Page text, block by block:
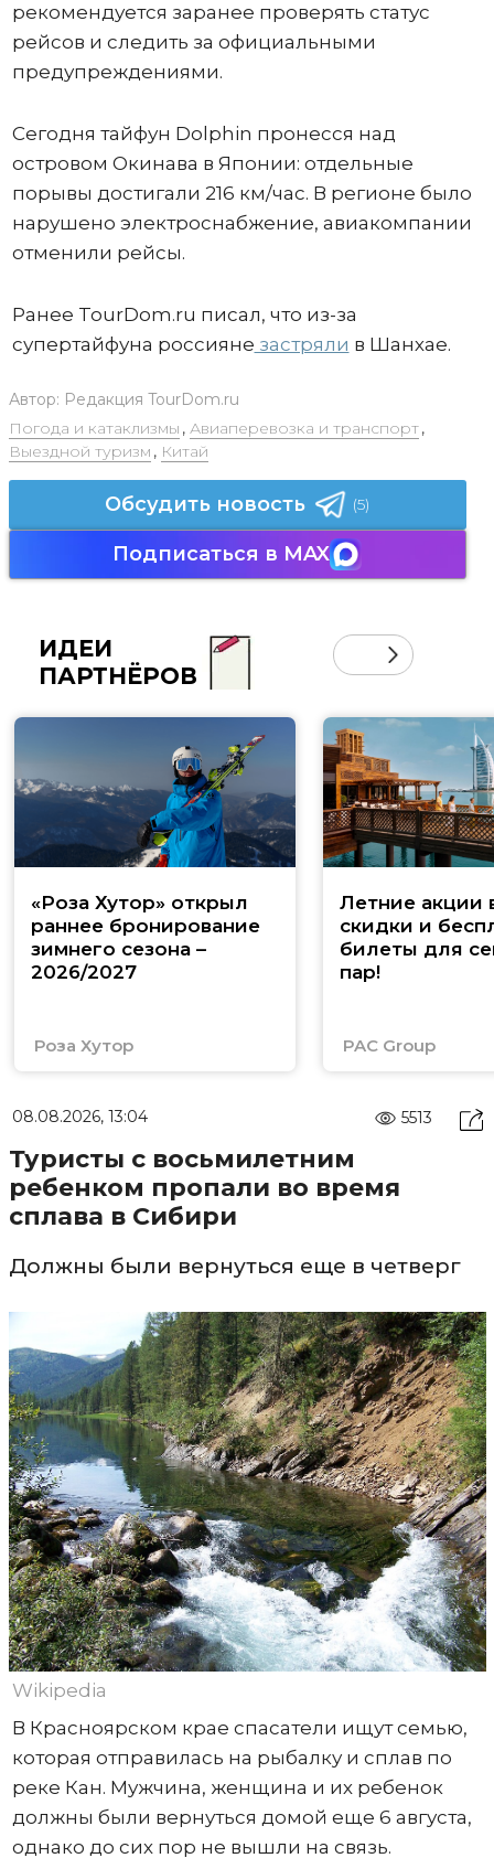
рекомендуется заранее проверять статус
рейсов и следить за официальными
предупреждениями.
Сегодня тайфун Dolphin пронесся над
островом Окинава в Японии: отдельные
порывы достигали 216 км/час. В регионе было
нарушено электроснабжение, авиакомпании
отменили рейсы.
Ранее TourDom.ru писал, что из-за
супертайфуна россияне застряли в Шанхае.
Автор: Редакция TourDom.ru
Погода и катаклизмы , Авиаперевозка и транспорт,
Выездной туризм , Китай
Обсудить новость (5)
Подписаться в MAX
ИДЕИ
ПАРТНЁРОВ
«Роза Хутор» открыл
раннее бронирование
зимнего сезона –
2026/2027
Роза Хутор
Летние акции
скидки и
билеты для
пар!
PAC Group
08.08.2026, 13:04 5513
Туристы с восьмилетним
ребенком пропали во время
сплава в Сибири
Должны были вернуться еще в четверг
Wikipedia
В Красноярском крае спасатели ищут семью,
которая отправилась на рыбалку и сплав по
реке Кан. Мужчина, женщина и их ребенок
должны были вернуться домой еще 6 августа,
однако до сих пор не вышли на связь.